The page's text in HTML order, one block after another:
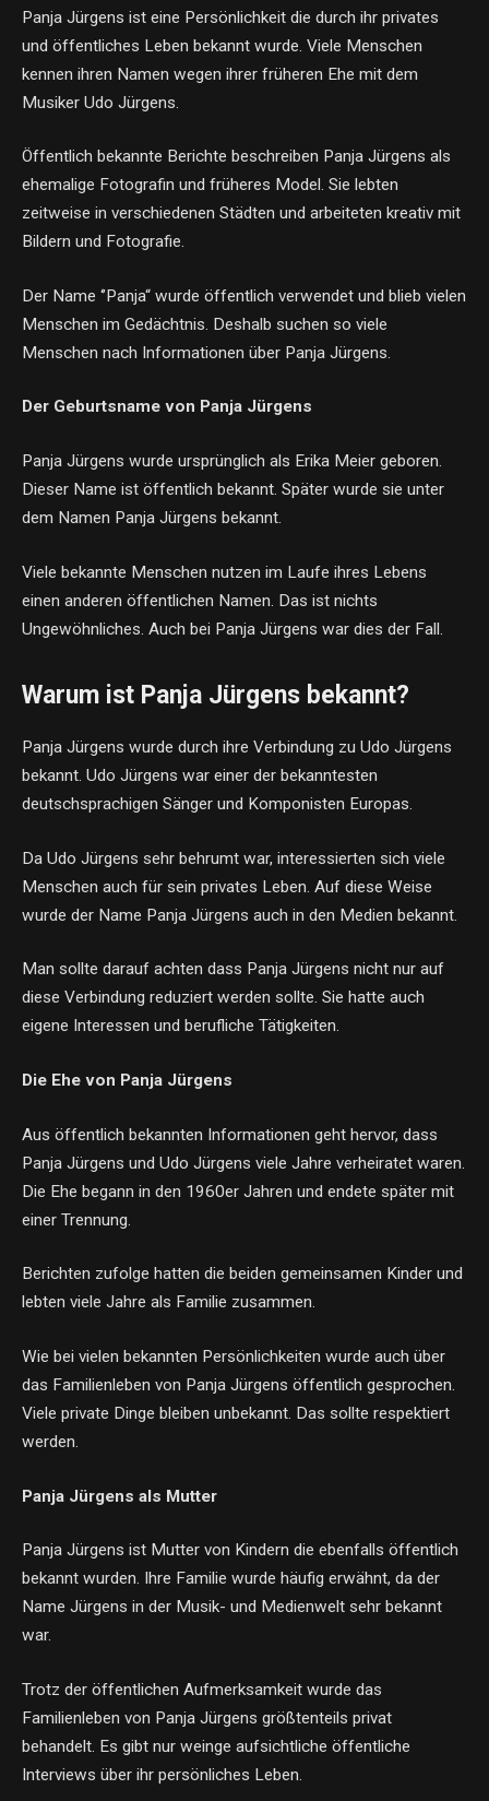
Panja Jürgens ist eine Persönlichkeit die durch ihr privates
und öffentliches Leben bekannt wurde. Viele Menschen
kennen ihren Namen wegen ihrer früheren Ehe mit dem
Musiker Udo Jürgens.
Öffentlich bekannte Berichte beschreiben Panja Jürgens als
ehemalige Fotografin und früheres Model. Sie lebten
zeitweise in verschiedenen Städten und arbeiteten kreativ mit
Bildern und Fotografie.
Der Name ‘’Panja“ wurde öffentlich verwendet und blieb vielen
Menschen im Gedächtnis. Deshalb suchen so viele
Menschen nach Informationen über Panja Jürgens.
Der Geburtsname von Panja Jürgens
Panja Jürgens wurde ursprünglich als Erika Meier geboren.
Dieser Name ist öffentlich bekannt. Später wurde sie unter
dem Namen Panja Jürgens bekannt.
Viele bekannte Menschen nutzen im Laufe ihres Lebens
einen anderen öffentlichen Namen. Das ist nichts
Ungewöhnliches. Auch bei Panja Jürgens war dies der Fall.
Warum ist Panja Jürgens bekannt?
Panja Jürgens wurde durch ihre Verbindung zu Udo Jürgens
bekannt. Udo Jürgens war einer der bekanntesten
deutschsprachigen Sänger und Komponisten Europas.
Da Udo Jürgens sehr behrumt war, interessierten sich viele
Menschen auch für sein privates Leben. Auf diese Weise
wurde der Name Panja Jürgens auch in den Medien bekannt.
Man sollte darauf achten dass Panja Jürgens nicht nur auf
diese Verbindung reduziert werden sollte. Sie hatte auch
eigene Interessen und berufliche Tätigkeiten.
Die Ehe von Panja Jürgens
Aus öffentlich bekannten Informationen geht hervor, dass
Panja Jürgens und Udo Jürgens viele Jahre verheiratet waren.
Die Ehe begann in den 1960er Jahren und endete später mit
einer Trennung.
Berichten zufolge hatten die beiden gemeinsamen Kinder und
lebten viele Jahre als Familie zusammen.
Wie bei vielen bekannten Persönlichkeiten wurde auch über
das Familienleben von Panja Jürgens öffentlich gesprochen.
Viele private Dinge bleiben unbekannt. Das sollte respektiert
werden.
Panja Jürgens als Mutter
Panja Jürgens ist Mutter von Kindern die ebenfalls öffentlich
bekannt wurden. Ihre Familie wurde häufig erwähnt, da der
Name Jürgens in der Musik- und Medienwelt sehr bekannt
war.
Trotz der öffentlichen Aufmerksamkeit wurde das
Familienleben von Panja Jürgens größtenteils privat
behandelt. Es gibt nur weinge aufsichtliche öffentliche
Interviews über ihr persönliches Leben.